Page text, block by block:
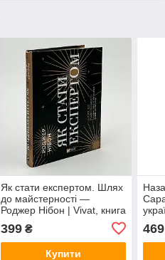
Як стати експертом. Шлях
до майстерності —
Роджер Нібон | Vivat, книга
українською, нова, тверда
399₴
Купити
469